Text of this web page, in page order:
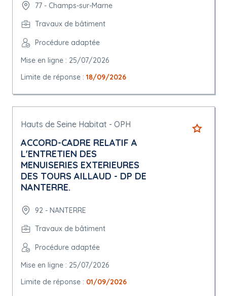
77 - Champs-sur-Marne
Travaux de bâtiment
Procédure adaptée
Mise en ligne : 25/07/2026
Limite de réponse : 18/09/2026
Hauts de Seine Habitat - OPH
ACCORD-CADRE RELATIF A
L'ENTRETIEN DES
MENUISERIES EXTERIEURES
DES TOURS AILLAUD - DP DE
NANTERRE.
92 - NANTERRE
Travaux de bâtiment
Procédure adaptée
Mise en ligne : 25/07/2026
Limite de réponse : 01/09/2026